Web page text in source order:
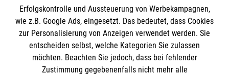
Impressum
Datenschutz
Kontakt
Die Malteser
Malteser in Deutschland
Erfolgskontrolle und Aussteuerung von Werbekampagnen,
wie z.B. Google Ads, eingesetzt. Das bedeutet, dass Cookies
zur Personalisierung von Anzeigen verwendet werden. Sie
entscheiden selbst, welche Kategorien Sie zulassen
möchten. Beachten Sie jedoch, dass bei fehlender
Zustimmung gegebenenfalls nicht mehr alle